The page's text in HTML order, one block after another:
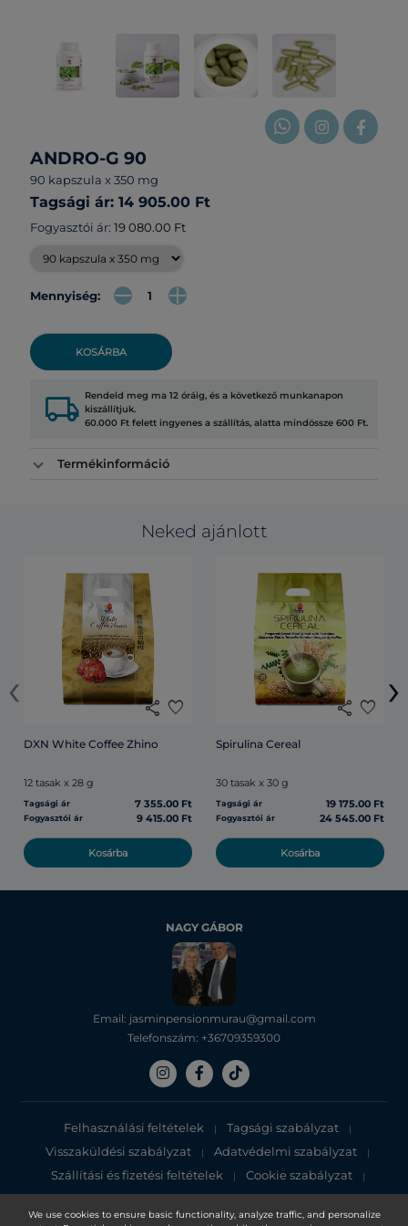
We use cookies to ensure basic functionality, analyze traffic, and personalize
ANDRO-G 90
90 kapszula x 350 mg
Tagsági ár: 14 905.00 Ft
Fogyasztói ár: 19 080.00 Ft
Mennyiség:
KOSÁRBA
local_shipping Rendeld meg ma 12 óráig, és a következő munkanapon
kiszállítjuk.
60.000 Ft felett ingyenes a szállítás, alatta mindössze 600 Ft.
Termékinformáció
Neked ajánlott
share favorite
DXN White Coffee Zhino
12 tasak x 28 g
Tagsági ár 7 355.00 Ft
Fogyasztói ár 9 415.00 Ft
Kosárba
share favorite
Spirulina Cereal
30 tasak x 30 g
Tagsági ár 19 175.00 Ft
Fogyasztói ár 24 545.00 Ft
Kosárba
‹ ›
NAGY GÁBOR
Email: jasminpensionmurau@gmail.com
Telefonszám: +36709359300
Felhasználási feltételek | Tagsági szabályzat |
Visszaküldési szabályzat | Adatvédelmi szabályzat |
Szállítási és fizetési feltételek | Cookie szabályzat |
Adatvédelmi tájékoztató